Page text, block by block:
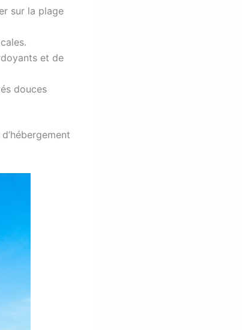
sur la plage
et de
douces